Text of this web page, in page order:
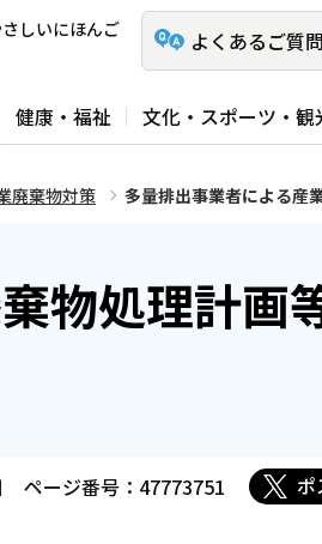
しいにほんご よくあるご質問
健康・福祉 文化・スポーツ・観
廃棄物対策 多量排出事業者による産
物処理計画
ページ番号：47773751 ポ